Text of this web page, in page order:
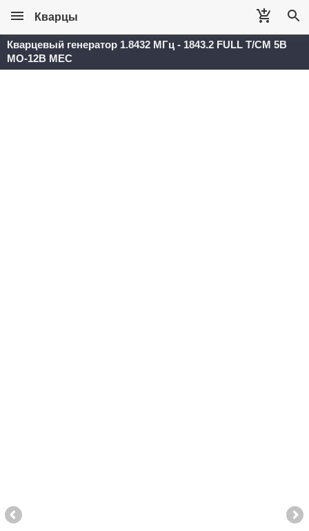
Кварцы
Кварцевый генератор 1.8432 МГц - 1843.2 FULL T/CM 5В
MO-12B MEC